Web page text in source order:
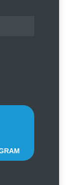
Sunrise
des clients